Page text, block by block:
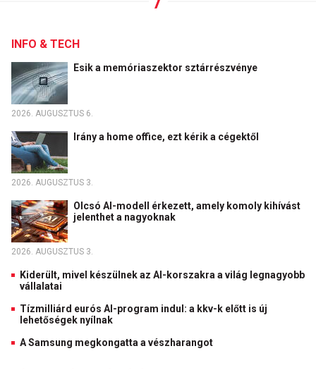
INFO & TECH
Esik a memóriaszektor sztárrészvénye
2026. AUGUSZTUS 6.
Irány a home office, ezt kérik a cégektől
2026. AUGUSZTUS 3.
Olcsó AI-modell érkezett, amely komoly kihívást
jelenthet a nagyoknak
2026. AUGUSZTUS 3.
Kiderült, mivel készülnek az AI-korszakra a világ legnagyobb
vállalatai
Tízmilliárd eurós AI-program indul: a kkv-k előtt is új
lehetőségek nyílnak
A Samsung megkongatta a vészharangot